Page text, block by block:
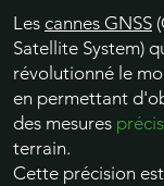
Les cannes GNSS
Satellite System)
révolutionné le
en permettant
des mesures
terrain.
Cette précision